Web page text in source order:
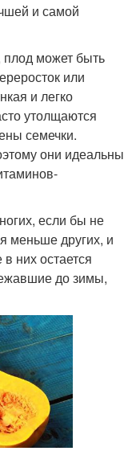
и самой
может быть
или
и легко
утолщаются
семечки.
они идеальны
если бы не
меньше других, и
них остается
до зимы,